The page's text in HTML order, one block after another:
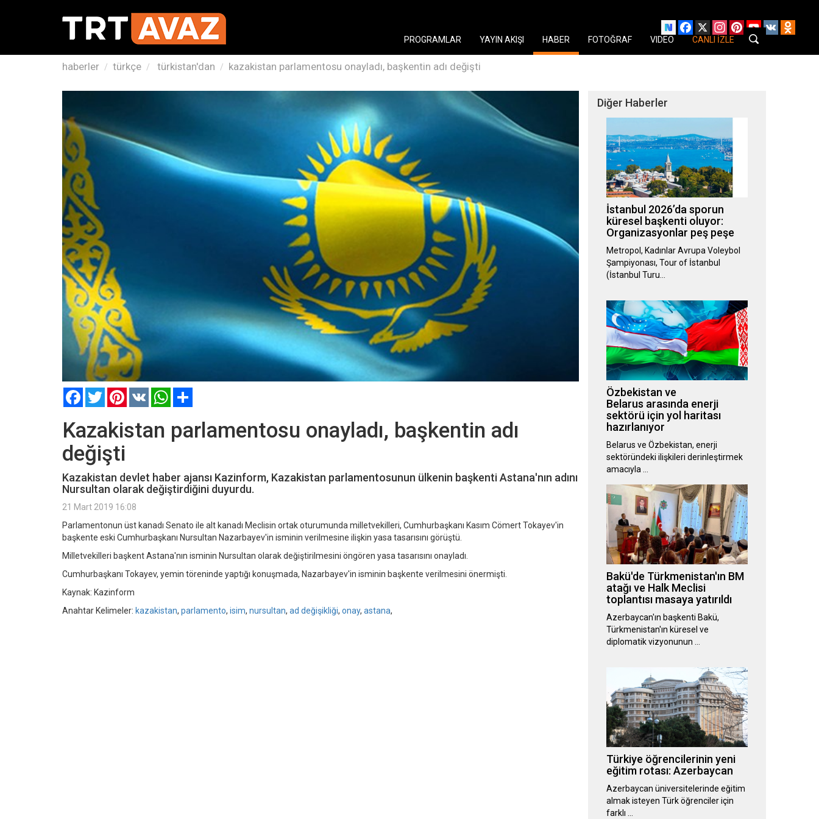
Facebook
X Instagram
PinterestYouTube
VK
PROGRAMLAR
YAYIN AKIŞI HABER FOTOĞRAF VIDEO CANLI İZLE
haberler türkçe türkistan'dan kazakistan parlamentosu onayladı, başkentin adı değişti
FacebookTwitterPinterest
VK WhatsApp
Kazakistan parlamentosu onayladı, başkentin adı
değişti
Kazakistan devlet haber ajansı Kazinform, Kazakistan parlamentosunun ülkenin başkenti Astana'nın adını
Nursultan olarak değiştirdiğini duyurdu.
21 Mart 2019 16:08
Parlamentonun üst kanadı Senato ile alt kanadı Meclisin ortak oturumunda milletvekilleri, Cumhurbaşkanı Kasım Cömert Tokayev'in
başkente eski Cumhurbaşkanı Nursultan Nazarbayev'in isminin verilmesine ilişkin yasa tasarısını görüştü.
Milletvekilleri başkent Astana'nın isminin Nursultan olarak değiştirilmesini öngören yasa tasarısını onayladı.
Cumhurbaşkanı Tokayev, yemin töreninde yaptığı konuşmada, Nazarbayev'in isminin başkente verilmesini önermişti.
Kaynak: Kazinform
Anahtar Kelimeler: kazakistan, parlamento, isim, nursultan, ad değişikliği, onay, astana,
Diğer Haberler
İstanbul 2026’da sporun
küresel başkenti oluyor:
Organizasyonlar peş peşe
Metropol, Kadınlar Avrupa Voleybol
Şampiyonası, Tour of İstanbul
(İstanbul Turu…
Özbekistan ve
Belarus arasında enerji
sektörü için yol haritası
hazırlanıyor
Belarus ve Özbekistan, enerji
sektöründeki ilişkileri derinleştirmek
amacıyla …
Bakü'de Türkmenistan'ın BM
atağı ve Halk Meclisi
toplantısı masaya yatırıldı
Azerbaycan'ın başkenti Bakü,
Türkmenistan'ın küresel ve
diplomatik vizyonunun …
Türkiye öğrencilerinin yeni
eğitim rotası: Azerbaycan
Azerbaycan üniversitelerinde eğitim
almak isteyen Türk öğrenciler için
farklı …